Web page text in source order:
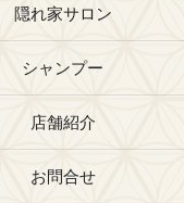
隠れ家サロン
シャンプー
店舗紹介
お問合せ